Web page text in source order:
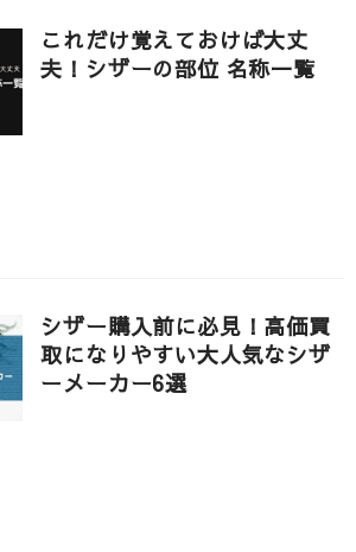
これだけ覚えておけば大丈
夫！シザーの部位 名称一覧
シザー購入前に必見！高価買
取になりやすい大人気なシザ
ーメーカー6選